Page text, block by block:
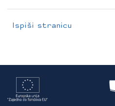
Ispiši stranicu